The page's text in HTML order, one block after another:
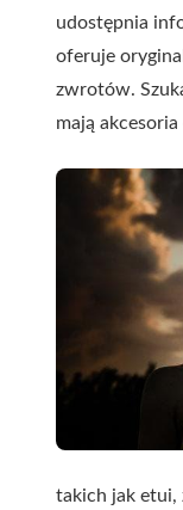
udostępnia
oferuje
zwrotów.
mają
takich jak etui,